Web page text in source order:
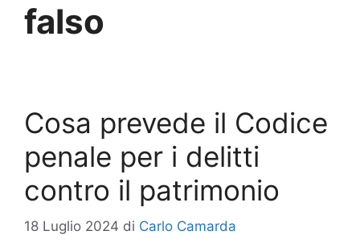
falso
Cosa prevede il Codice
penale per i delitti
contro il patrimonio
18 Luglio 2024 di Carlo Camarda